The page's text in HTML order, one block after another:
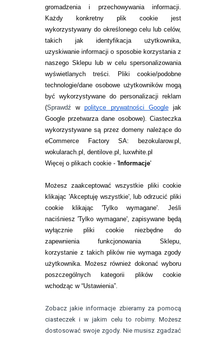
gromadzenia i przechowywania informacji.
Każdy konkretny plik cookie jest
wykorzystywany do określonego celu lub celów,
takich jak identyfikacja użytkownika,
uzyskiwanie informacji o sposobie korzystania z
naszego Sklepu lub w celu spersonalizowania
wyświetlanych treści.
Pliki cookie/podobne
technologie/dane osobowe użytkowników mogą
być wykorzystywane do personalizacji reklam
(Sprawdźwpolityce prywatności Googlejak
Google przetwarza dane osobowe). Ciasteczka
wykorzystywane są przez domeny należące do
eCommerce Factory SA: bezokularow.pl,
wokularach.pl, dentilove.pl, luxwhite.pl
Więcej o plikach cookie - 'Informacje'
Możesz zaakceptować wszystkie pliki cookie
klikając 'Akceptuję wszystkie', lub odrzucić pliki
cookie klikając 'Tylko wymagane'. Jeśli
naciśniesz 'Tylko wymagane', zapisywane będą
wyłącznie pliki cookie niezbędne do
zapewnienia funkcjonowania Sklepu,
korzystanie z takich plików nie wymaga zgody
użytkownika. Możesz również dokonać wyboru
poszczególnych kategorii plików cookie
wchodząc w “Ustawienia”.
Zobacz jakie informacje zbieramy za pomocą
ciasteczek i w jakim celu to robimy. Możesz
dostosować swoje zgody. Nie musisz zgadzać
INFORMACJE KONTAKTOWE
JAK ZAMAWIAĆ?
ZWROTY I REKLAMACJA
WARUNKI ZAKUPÓW
RANKINGI SOCZEWEK
Zwrot (odstąpienie od umowy)
ZMIEŃ USTAWIENIA ZGODY NA CIASTECZKA
KONTAKT
telefon:
22 113 44 42
732 08 08 72
kontakt@bezokularow.pl